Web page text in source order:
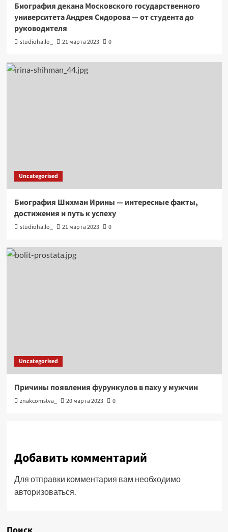
Биография декана Московского государственного
университета Андрея Сидорова — от студента до
руководителя
studiohallo_ 21 марта 2023 0
Uncategorised
Биография Шихман Ирины — интересные факты,
достижения и путь к успеху
studiohallo_ 21 марта 2023 0
Uncategorised
Причины появления фурункулов в паху у мужчин
znakcomstva_ 20 марта 2023 0
Добавить комментарий
Для отправки комментария вам необходимо
авторизоваться.